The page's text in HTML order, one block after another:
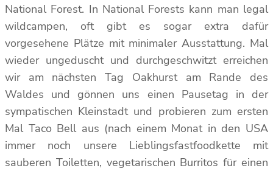
National Forest. In National Forests kann man legal
wildcampen, oft gibt es sogar extra dafür
vorgesehene Plätze mit minimaler Ausstattung. Mal
wieder ungeduscht und durchgeschwitzt erreichen
wir am nächsten Tag Oakhurst am Rande des
Waldes und gönnen uns einen Pausetag in der
sympatischen Kleinstadt und probieren zum ersten
Mal Taco Bell aus (nach einem Monat in den USA
immer noch unsere Lieblingsfastfoodkette mit
sauberen Toiletten, vegetarischen Burritos für einen